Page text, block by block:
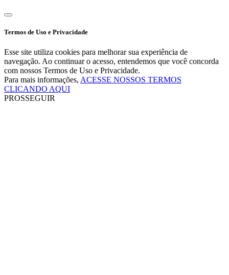
Termos de Uso e Privacidade
Esse site utiliza cookies para melhorar sua experiência de
navegação. Ao continuar o acesso, entendemos que você concorda
com nossos Termos de Uso e Privacidade.
Para mais informações, ACESSE NOSSOS TERMOS
CLICANDO AQUI
PROSSEGUIR